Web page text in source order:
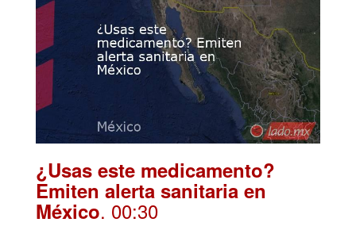
¿Usas este medicamento?
Emiten alerta sanitaria en
México. 00:30